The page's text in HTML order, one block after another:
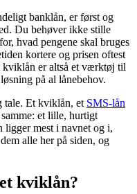
banklån, er først og
Du behøver ikke stille
hvad pengene skal bruges
kortere og prisen oftest
kviklån er altså et værktøj til
på al lånebehov.
tale. Et kviklån, et SMS-lån
et lille, hurtigt
ligger mest i navnet og i,
alle her på siden, og
kviklån?